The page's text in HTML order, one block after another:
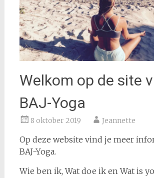
Welkom op de site
BAJ-Yoga
8 oktober 2019 Jeannette
Op deze website vind je meer
BAJ-Yoga.
Wie ben ik, Wat doe ik en Wat is